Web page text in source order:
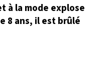
à la mode explose
8 ans, il est brûlé